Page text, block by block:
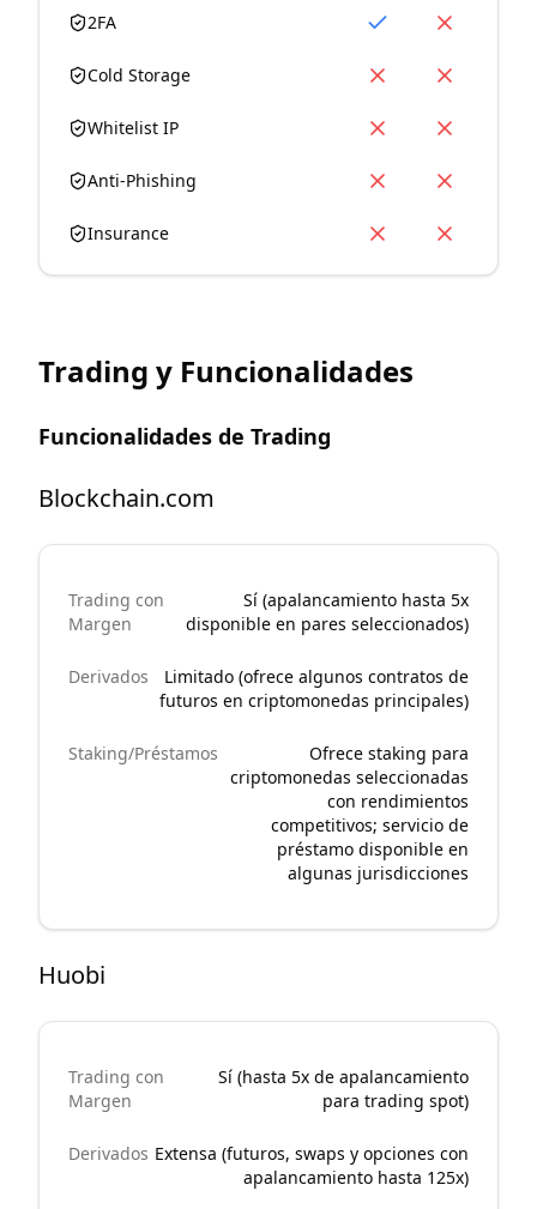
2FA
Cold Storage
Whitelist IP
Anti-Phishing
Insurance
Trading y Funcionalidades
Funcionalidades de Trading
Blockchain.com
Trading con
Margen
Sí (apalancamiento hasta 5x
disponible en pares seleccionados)
Derivados
Limitado (ofrece algunos contratos de
futuros en criptomonedas principales)
Staking/Préstamos
Ofrece staking para
criptomonedas seleccionadas
con rendimientos
competitivos; servicio de
préstamo disponible en
algunas jurisdicciones
Huobi
Trading con
Margen
Sí (hasta 5x de apalancamiento
para trading spot)
Derivados Extensa (futuros, swaps y opciones con
apalancamiento hasta 125x)